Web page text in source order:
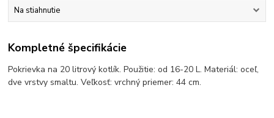
Na stiahnutie
Kompletné špecifikácie
Pokrievka na 20 litrový kotlík. Použitie: od 16-20 L. Materiál: oceľ,
dve vrstvy smaltu. Veľkosť: vrchný priemer: 44 cm.